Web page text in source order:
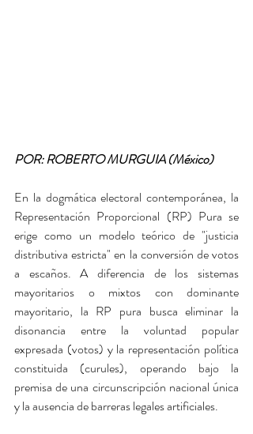
POR: ROBERTO MURGUIA (México)
En la dogmática electoral contemporánea, la
Representación Proporcional (RP) Pura se
erige como un modelo teórico de "justicia
distributiva estricta" en la conversión de votos
a escaños. A diferencia de los sistemas
mayoritarios o mixtos con dominante
mayoritario, la RP pura busca eliminar la
disonancia entre la voluntad popular
expresada (votos) y la representación política
constituida (curules), operando bajo la
premisa de una circunscripción nacional única
y la ausencia de barreras legales artificiales.